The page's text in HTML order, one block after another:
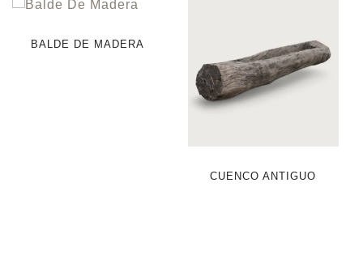
BALDE DE MADERA
CUENCO ANTIGUO